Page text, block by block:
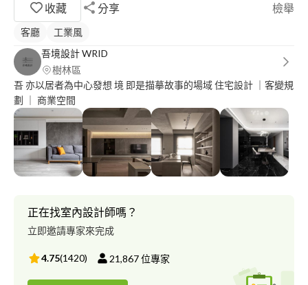
收藏
分享 檢舉
客廳
工業風
吾境設計 WRID
樹林區
吾 亦以居者為中心發想 境 即是描摹故事的場域 住宅設計 ｜客變規
劃 ｜ 商業空間
正在找室內設計師嗎？
立即邀請專家來完成
4.75(1420) 21,867位專家